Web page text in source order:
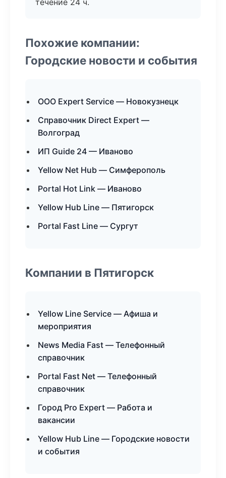
течение 24 ч.
Похожие компании:
Городские новости и события
ООО Expert Service — Новокузнецк
Справочник Direct Expert —
Волгоград
ИП Guide 24 — Иваново
Yellow Net Hub — Симферополь
Portal Hot Link — Иваново
Yellow Hub Line — Пятигорск
Portal Fast Line — Сургут
Компании в Пятигорск
Yellow Line Service — Афиша и
мероприятия
News Media Fast — Телефонный
справочник
Portal Fast Net — Телефонный
справочник
Город Pro Expert — Работа и
вакансии
Yellow Hub Line — Городские новости
и события